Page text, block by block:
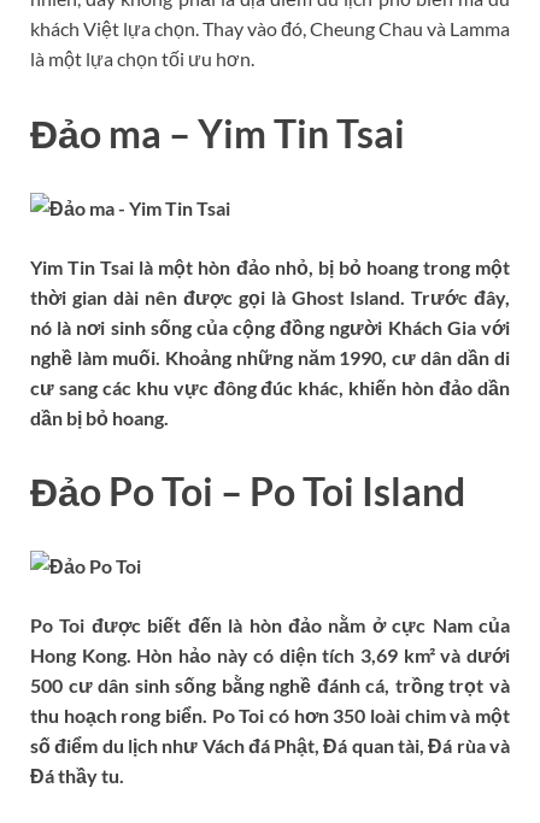
khách Việt lựa chọn. Thay vào đó, Cheung Chau và Lamma
là một lựa chọn tối ưu hơn.
Đảo ma – Yim Tin Tsai
Yim Tin Tsai là một hòn đảo nhỏ, bị bỏ hoang trong một
thời gian dài nên được gọi là Ghost Island. Trước đây,
nó là nơi sinh sống của cộng đồng người Khách Gia với
nghề làm muối. Khoảng những năm 1990, cư dân dần di
cư sang các khu vực đông đúc khác, khiến hòn đảo dần
dần bị bỏ hoang.
Đảo Po Toi – Po Toi Island
Po Toi được biết đến là hòn đảo nằm ở cực Nam của
Hong Kong. Hòn hảo này có diện tích 3,69 km² và dưới
500 cư dân sinh sống bằng nghề đánh cá, trồng trọt và
thu hoạch rong biển. Po Toi có hơn 350 loài chim và một
số điểm du lịch như Vách đá Phật, Đá quan tài, Đá rùa và
Đá thầy tu.